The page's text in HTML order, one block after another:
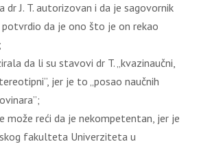
dr J. T. autorizovan i da je sagovornik
da je ono što je on rekao
da li su stavovi dr T. „kvazinaučni,
jer je to „posao naučnih
može reći da je nekompetentan, jer je
fakulteta Univerziteta u